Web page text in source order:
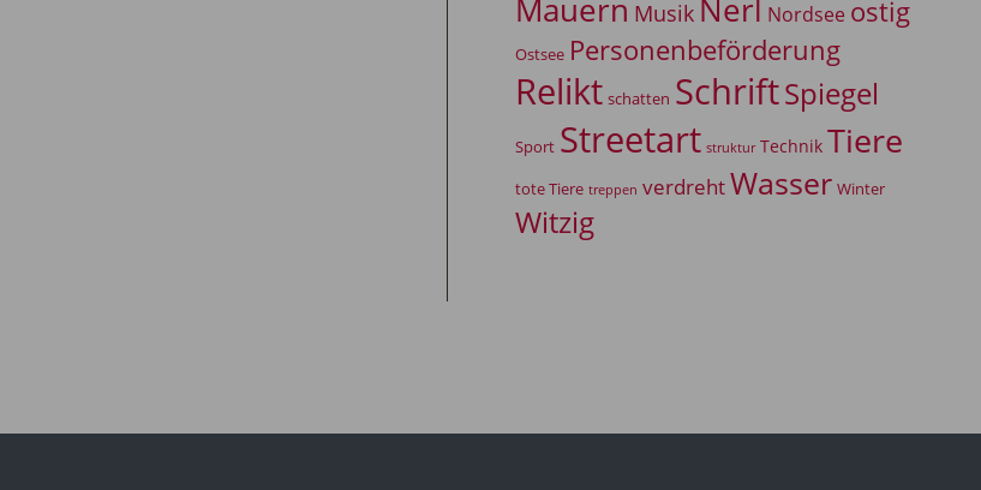
Mauern Musik Nerl Nordsee ostig
Ostsee Personenbeförderung
Relikt schatten SchriftSpiegel
Sport Streetart struktur Technik Tiere
tote Tiere treppen verdrehtWasser Winter
Witzig